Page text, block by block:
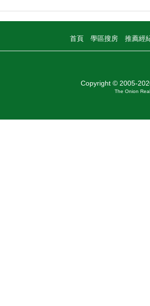
首頁 學區搜房 推薦經
Copyright © 2005-
The Onion